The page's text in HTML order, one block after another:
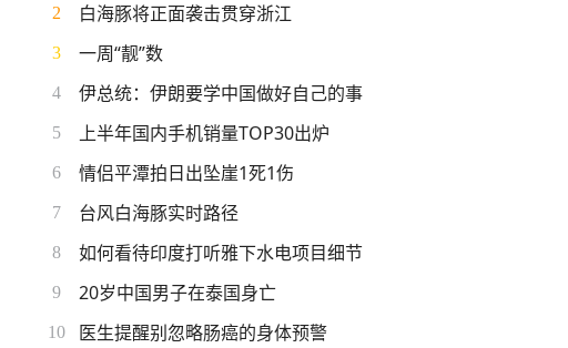
2 白海豚将正面袭击贯穿浙江
3 一周“靓”数
4 伊总统：伊朗要学中国做好自己的事
5 上半年国内手机销量TOP30出炉
6 情侣平潭拍日出坠崖1死1伤
7 台风白海豚实时路径
8 如何看待印度打听雅下水电项目细节
9 20岁中国男子在泰国身亡
10 医生提醒别忽略肠癌的身体预警